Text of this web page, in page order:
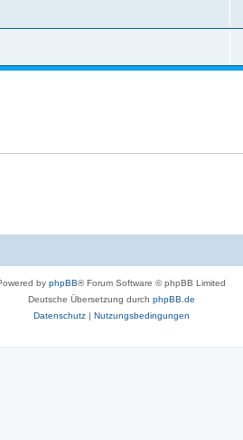
by phpBB® Forum Software © phpBB Limited
Deutsche Übersetzung durch phpBB.de
Datenschutz| Nutzungsbedingungen